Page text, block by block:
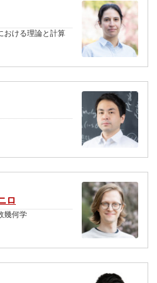
おける理論と計算
ロ
幾何学